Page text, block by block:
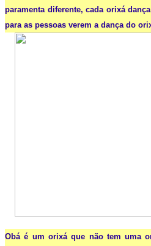
paramenta diferente, cada orixá
para as pessoas verem a dança do
Obá é um orixá que não tem uma